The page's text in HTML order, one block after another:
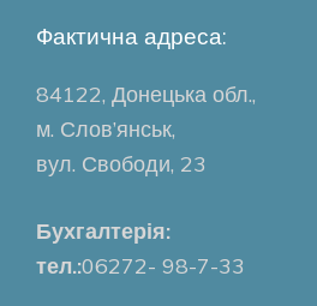
Фактична адреса:
84122, Донецька обл.,
м. Слов’янськ,
вул. Свободи, 23
Бухгалтерія:
тел.:06272- 98-7-33